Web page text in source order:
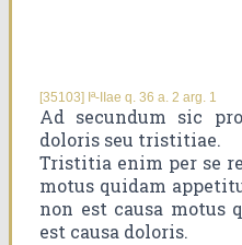
[35103] Iª-IIae q. 36 a. 2 arg. 1
Ad secundum sic
doloris seu tristitiae.
Tristitia enim per se
motus quidam
non est causa motus
est causa doloris.